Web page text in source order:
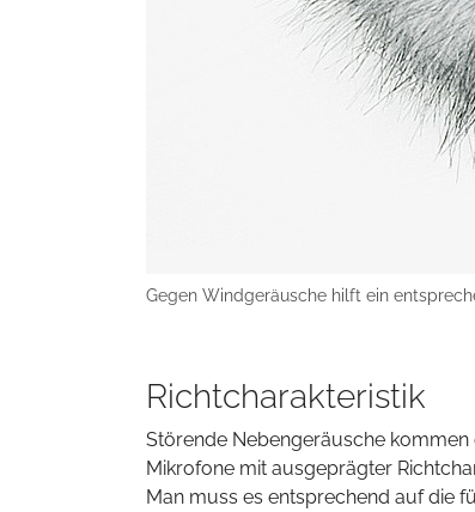
Gegen Windgeräusche hilft ein
Richtcharakteristik
Störende Nebengeräusche
Mikrofone mit ausgeprägter
Man muss es entsprechend auf die